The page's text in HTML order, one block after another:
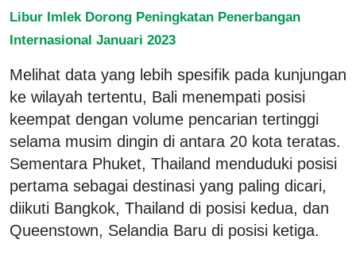
Libur Imlek Dorong Peningkatan Penerbangan
Internasional Januari 2023
Melihat data yang lebih spesifik pada kunjungan
ke wilayah tertentu, Bali menempati posisi
keempat dengan volume pencarian tertinggi
selama musim dingin di antara 20 kota teratas.
Sementara Phuket, Thailand menduduki posisi
pertama sebagai destinasi yang paling dicari,
diikuti Bangkok, Thailand di posisi kedua, dan
Queenstown, Selandia Baru di posisi ketiga.